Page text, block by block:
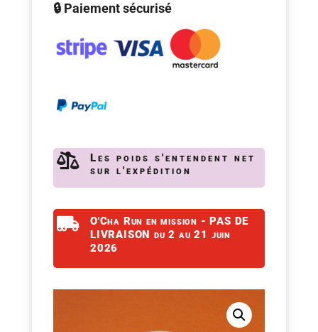
🔒 Paiement sécurisé

Les poids s'entendent net
sur l'expédition

O'Cha Run en mission - PAS DE
LIVRAISON du 2 au 21 juin
2026